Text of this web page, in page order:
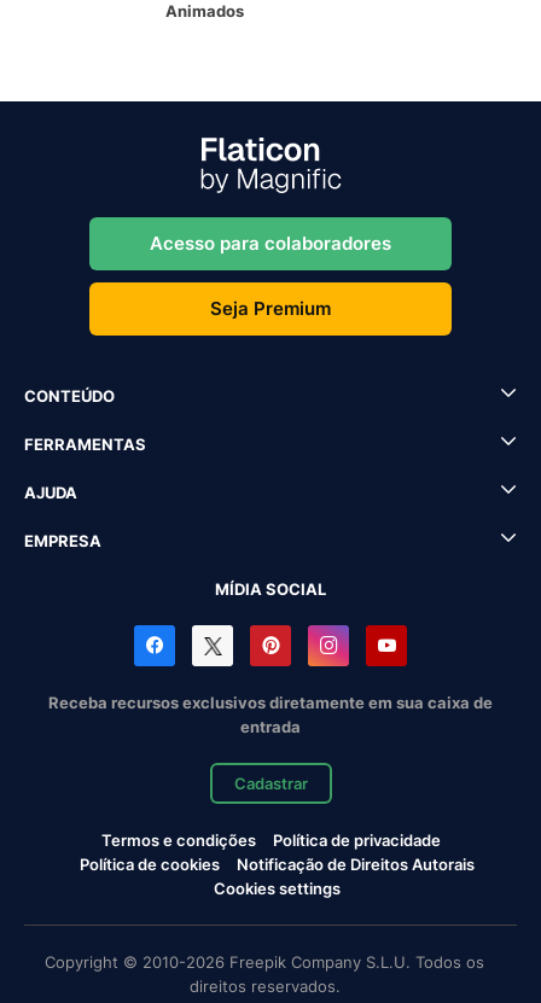
Animados
Acesso para colaboradores
Seja Premium
CONTEÚDO
FERRAMENTAS
AJUDA
EMPRESA
MÍDIA SOCIAL
Receba recursos exclusivos diretamente em sua caixa de
entrada
Cadastrar
Termos e condições
Política de privacidade
Política de cookies
Notificação de Direitos Autorais
Cookies settings
Copyright © 2010-2026 Freepik Company S.L.U. Todos os
direitos reservados.